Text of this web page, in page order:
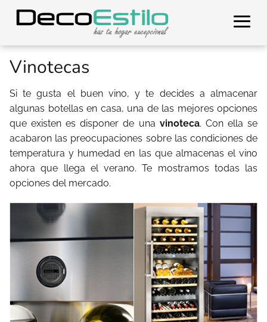
Vinotecas
Si te gusta el buen vino, y te decides a almacenar
algunas botellas en casa, una de las mejores opciones
que existen es disponer de una vinoteca. Con ella se
acabaron las preocupaciones sobre las condiciones de
temperatura y humedad en las que almacenas el vino
ahora que llega el verano. Te mostramos todas las
opciones del mercado.